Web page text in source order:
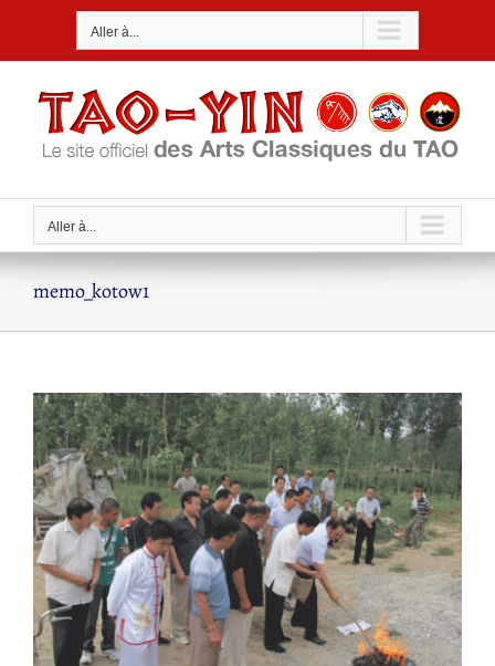
Aller à...
Aller à...
memo_kotow1